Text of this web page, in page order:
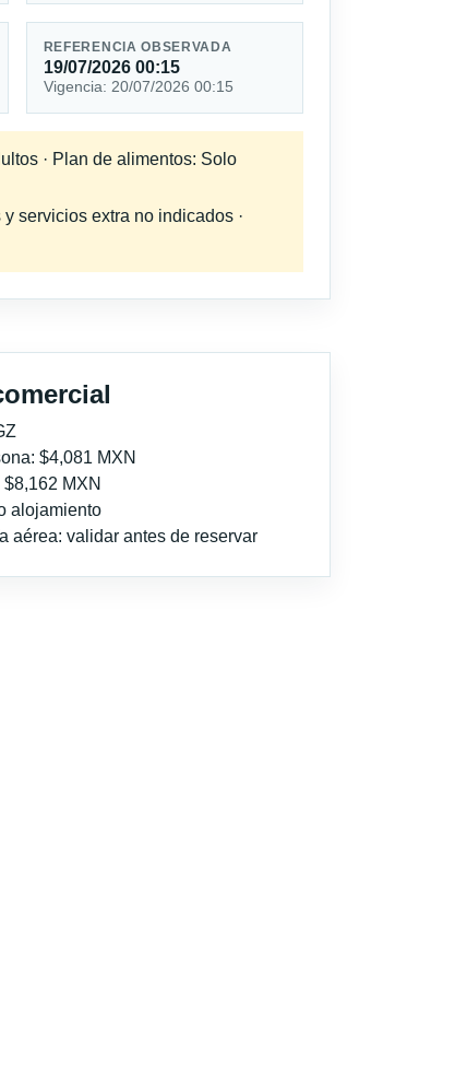
REFERENCIA OBSERVADA
19/07/2026 00:15
Vigencia: 20/07/2026 00:15
· Plan de alimentos: Solo
servicios extra no indicados ·
$4,081 MXN
MXN
alojamiento
aérea: validar antes de reservar